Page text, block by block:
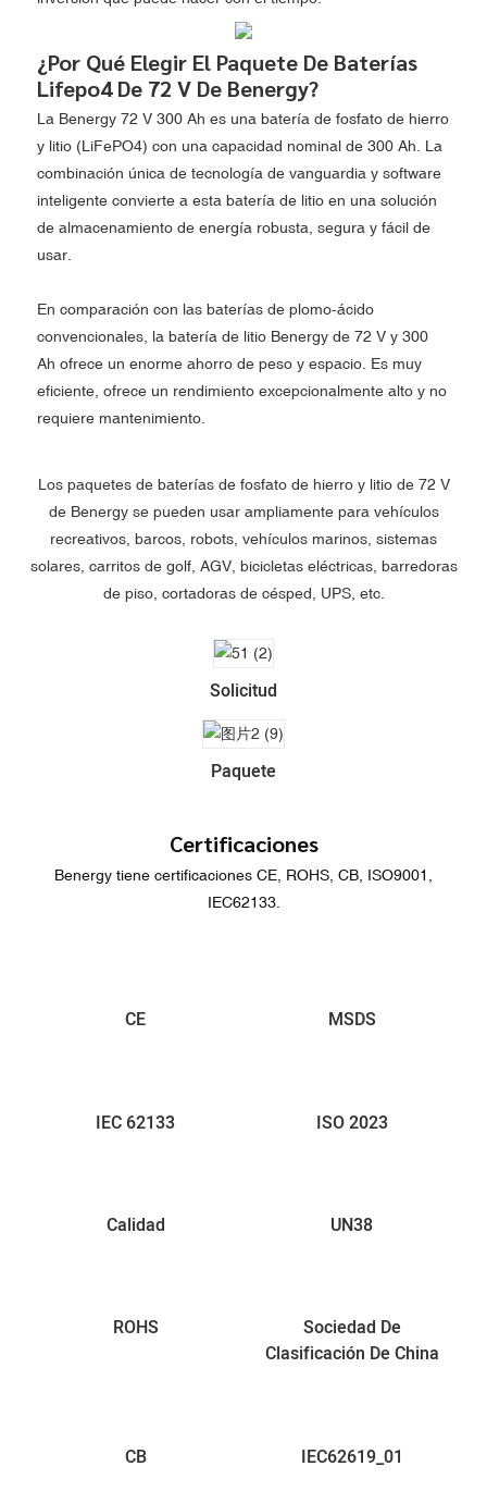
¿Por Qué Elegir El Paquete De Baterías
Lifepo4 De 72 V De Benergy?
La Benergy 72 V 300 Ah es una batería de fosfato de hierro
y litio (LiFePO4) con una capacidad nominal de 300 Ah. La
combinación única de tecnología de vanguardia y software
inteligente convierte a esta batería de litio en una solución
de almacenamiento de energía robusta, segura y fácil de
usar.
En comparación con las baterías de plomo-ácido
convencionales, la batería de litio Benergy de 72 V y 300
Ah ofrece un enorme ahorro de peso y espacio. Es muy
eficiente, ofrece un rendimiento excepcionalmente alto y no
requiere mantenimiento.
Los paquetes de baterías de fosfato de hierro y litio de 72 V
de Benergy se pueden usar ampliamente para vehículos
recreativos, barcos, robots, vehículos marinos, sistemas
solares, carritos de golf, AGV, bicicletas eléctricas, barredoras
de piso, cortadoras de césped, UPS, etc.
Solicitud
Paquete
Certificaciones
Benergy tiene certificaciones CE, ROHS, CB, ISO9001,
IEC62133.
CE MSDS
IEC 62133 ISO 2023
Calidad UN38
ROHS
Sociedad De
Clasificación De China
CB IEC62619_01